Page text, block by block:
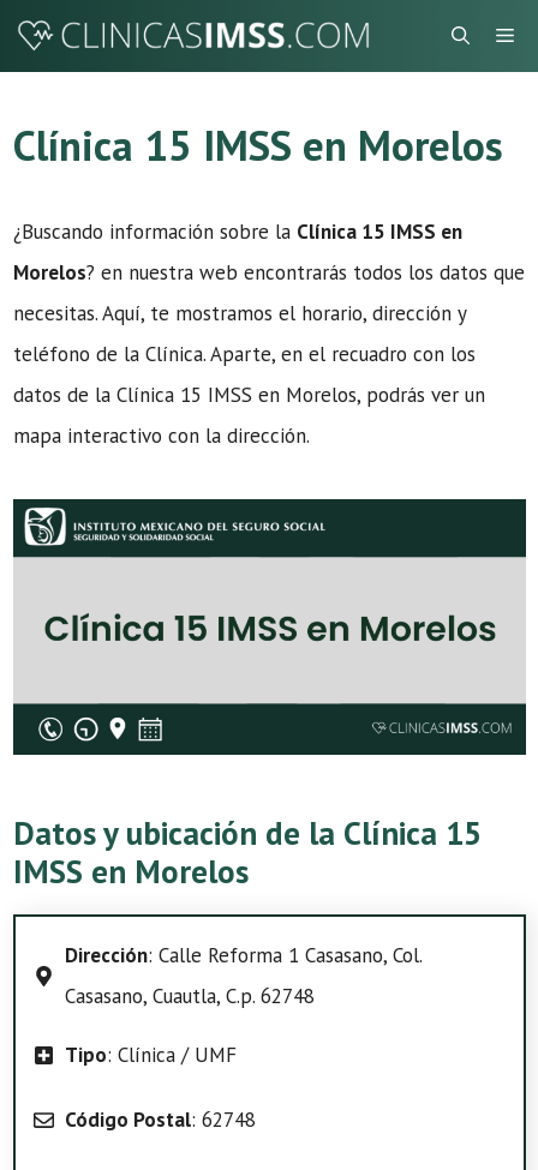
Saltar
Clínica 15 IMSS en Morelos
¿Buscando información sobre la Clínica 15 IMSS en
Morelos? en nuestra web encontrarás todos los datos que
necesitas. Aquí, te mostramos el horario, dirección y
teléfono de la Clínica. Aparte, en el recuadro con los
datos de la Clínica 15 IMSS en Morelos, podrás ver un
mapa interactivo con la dirección.
Datos y ubicación de la Clínica 15
IMSS en Morelos
Dirección: Calle Reforma 1 Casasano, Col.
Casasano, Cuautla, C.p. 62748
Tipo: Clínica / UMF
Código Postal: 62748